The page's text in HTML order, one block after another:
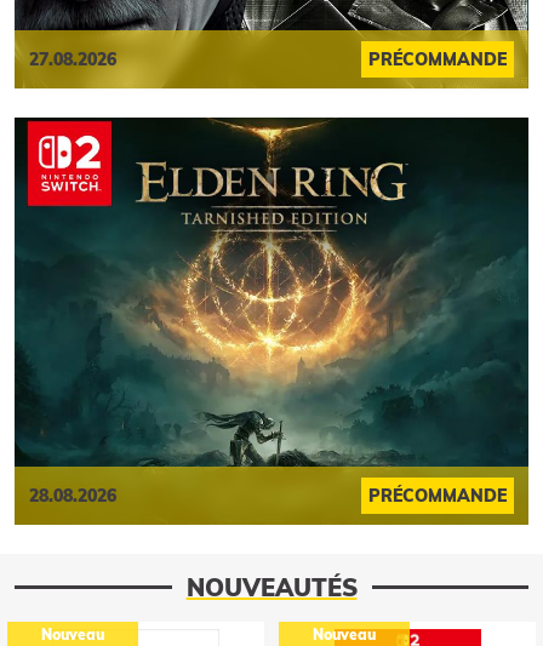
PRÉCOMMANDE
27.08.2026
PRÉCOMMANDE
28.08.2026
NOUVEAUTÉS
Nouveau Nouveau